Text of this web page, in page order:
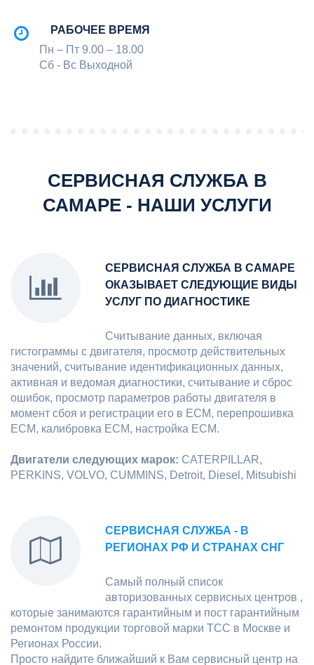
РАБОЧЕЕ ВРЕМЯ
Пн – Пт 9.00 – 18.00
Сб - Вс Выходной
СЕРВИСНАЯ СЛУЖБА В
САМАРЕ - НАШИ УСЛУГИ
СЕРВИСНАЯ СЛУЖБА В САМАРЕ
ОКАЗЫВАЕТ СЛЕДУЮЩИЕ ВИДЫ
УСЛУГ ПО ДИАГНОСТИКЕ
Cчитывание данных, включая
гистограммы с двигателя, просмотр действительных
значений, считывание идентификационных данных,
активная и ведомая диагностики, считывание и сброс
ошибок, просмотр параметров работы двигателя в
момент сбоя и регистрации его в ECM, перепрошивка
ECM, калибровка ECM, настройка ECM.
Двигатели следующих марок: CATERPILLAR,
PERKINS, VOLVO, CUMMINS, Detroit, Diesel, Mitsubishi
СЕРВИСНАЯ СЛУЖБА - В
РЕГИОНАХ РФ И СТРАНАХ СНГ
Самый полный список
авторизованных сервисных центров ,
которые занимаются гарантийным и пост гарантийным
ремонтом продукции торговой марки ТСС в Москве и
Регионах России.
Просто найдите ближайший к Вам сервисный центр на